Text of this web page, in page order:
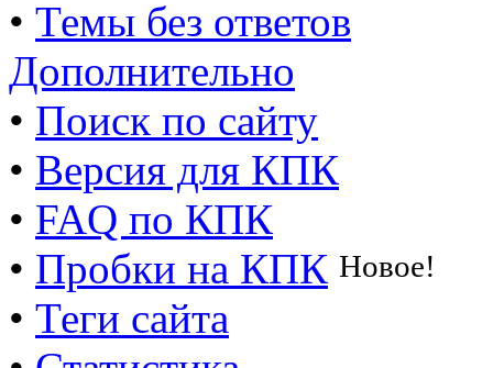
• Темы без ответов
Дополнительно
• Поиск по сайту
• Версия для КПК
• FAQ по КПК
• Пробки на КПК Новое!
• Теги сайта